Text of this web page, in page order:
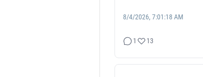
8/4/2026, 7:01:18 AM
1 13